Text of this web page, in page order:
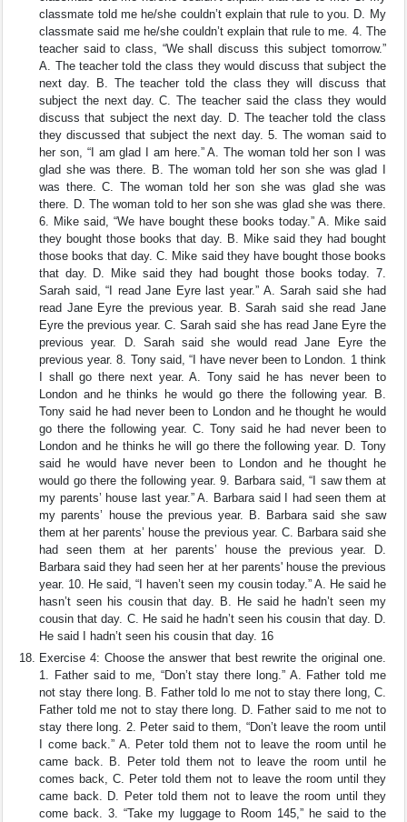
classmate told me he/she couldn’t explain that rule to you. D. My
classmate said me he/she couldn’t explain that rule to me. 4. The
teacher said to class, “We shall discuss this subject tomorrow.”
A. The teacher told the class they would discuss that subject the
next day. B. The teacher told the class they will discuss that
subject the next day. C. The teacher said the class they would
discuss that subject the next day. D. The teacher told the class
they discussed that subject the next day. 5. The woman said to
her son, “I am glad I am here.” A. The woman told her son I was
glad she was there. B. The woman told her son she was glad I
was there. C. The woman told her son she was glad she was
there. D. The woman told to her son she was glad she was there.
6. Mike said, “We have bought these books today.” A. Mike said
they bought those books that day. B. Mike said they had bought
those books that day. C. Mike said they have bought those books
that day. D. Mike said they had bought those books today. 7.
Sarah said, “I read Jane Eyre last year.” A. Sarah said she had
read Jane Eyre the previous year. B. Sarah said she read Jane
Eyre the previous year. C. Sarah said she has read Jane Eyre the
previous year. D. Sarah said she would read Jane Eyre the
previous year. 8. Tony said, “I have never been to London. 1 think
I shall go there next year. A. Tony said he has never been to
London and he thinks he would go there the following year. B.
Tony said he had never been to London and he thought he would
go there the following year. C. Tony said he had never been to
London and he thinks he will go there the following year. D. Tony
said he would have never been to London and he thought he
would go there the following year. 9. Barbara said, “I saw them at
my parents’ house last year.” A. Barbara said I had seen them at
my parents’ house the previous year. B. Barbara said she saw
them at her parents’ house the previous year. C. Barbara said she
had seen them at her parents’ house the previous year. D.
Barbara said they had seen her at her parents' house the previous
year. 10. He said, “I haven’t seen my cousin today.” A. He said he
hasn’t seen his cousin that day. B. He said he hadn’t seen my
cousin that day. C. He said he hadn’t seen his cousin that day. D.
He said I hadn’t seen his cousin that day. 16
Exercise 4: Choose the answer that best rewrite the original one.
1. Father said to me, “Don’t stay there long.” A. Father told me
not stay there long. B. Father told lo me not to stay there long, C.
Father told me not to stay there long. D. Father said to me not to
stay there long. 2. Peter said to them, “Don’t leave the room until
I come back.” A. Peter told them not to leave the room until he
came back. B. Peter told them not to leave the room until he
comes back, C. Peter told them not to leave the room until they
came back. D. Peter told them not to leave the room until they
come back. 3. “Take my luggage to Room 145,” he said to the